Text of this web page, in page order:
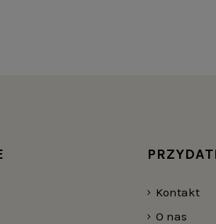
Kontakt
O nas